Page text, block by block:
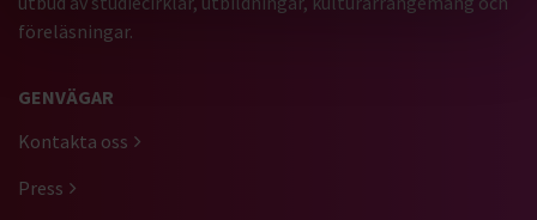
föreläsningar.
GENVÄGAR
Kontakta oss
Press